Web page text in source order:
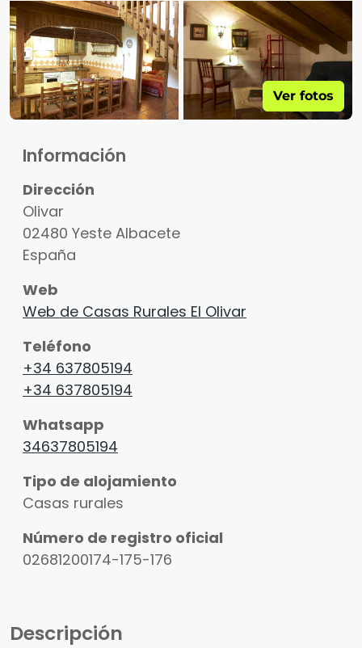
Ver fotos
Información
Dirección
Olivar
02480 Yeste Albacete
España
Web
Web de Casas Rurales El Olivar
Teléfono
+34 637805194
+34 637805194
Whatsapp
34637805194
Tipo de alojamiento
Casas rurales
Número de registro oficial
02681200174-175-176
Descripción